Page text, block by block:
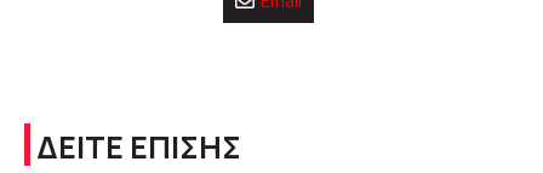
ΔΕΙΤΕ ΕΠΙΣΗΣ